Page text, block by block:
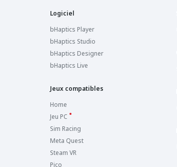
Logiciel
bHaptics Player
bHaptics Studio
bHaptics Designer
bHaptics Live
Jeux compatibles
Home
Jeu PC
Sim Racing
Meta Quest
Steam VR
Pico